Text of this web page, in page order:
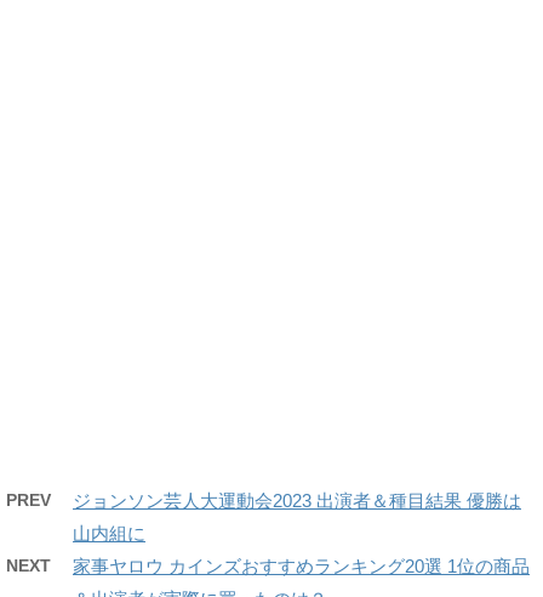
PREV
ジョンソン芸人大運動会2023 出演者＆種目結果 優勝は
山内組に
NEXT
家事ヤロウ カインズおすすめランキング20選 1位の商品